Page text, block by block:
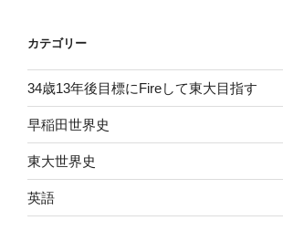
カテゴリー
34歳13年後目標にFireして東大目指す
早稲田世界史
東大世界史
英語